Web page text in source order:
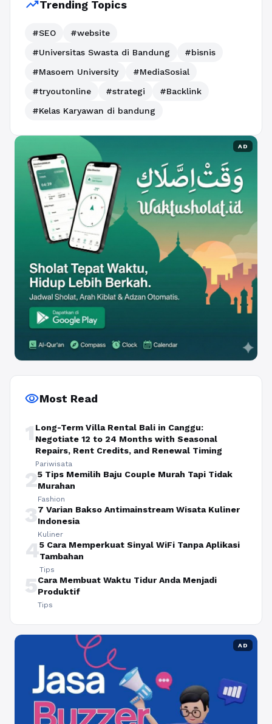
trending_upTrending Topics
#SEO
#website
#Universitas Swasta di Bandung
#bisnis
#Masoem University
#MediaSosial
#tryoutonline
#strategi
#Backlink
#Kelas Karyawan di bandung
AD
visibilityMost Read
1 Long-Term Villa Rental Bali in Canggu:
Negotiate 12 to 24 Months with Seasonal
Repairs, Rent Credits, and Renewal Timing
Pariwisata
25 Tips Memilih Baju Couple Murah Tapi Tidak
Murahan
Fashion
37 Varian Bakso Antimainstream Wisata Kuliner
Indonesia
Kuliner
45 Cara Memperkuat Sinyal WiFi Tanpa Aplikasi
Tambahan
Tips
5Cara Membuat Waktu Tidur Anda Menjadi
Produktif
Tips
AD